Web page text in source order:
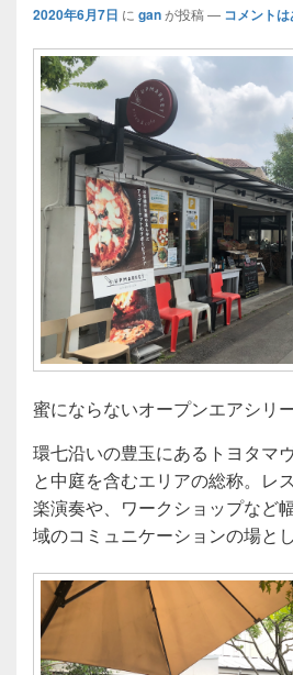
2020年6月7日 に ganが投稿 — コメント
蜜にならないオープンエアシリー
環七沿いの豊玉にあるトヨタマ
と中庭を含むエリアの総称。レ
楽演奏や、ワークショップなど
域のコミュニケーションの場と